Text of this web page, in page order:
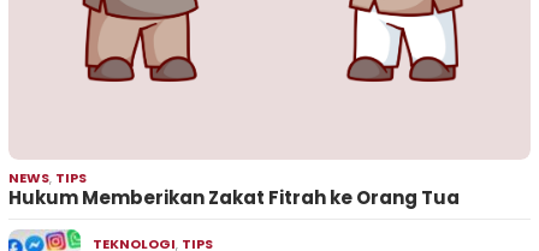
NEWS, TIPS
Hukum Memberikan Zakat Fitrah ke Orang Tua
TEKNOLOGI, TIPS